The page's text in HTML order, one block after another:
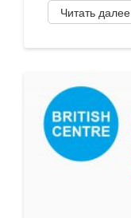
Читать далее